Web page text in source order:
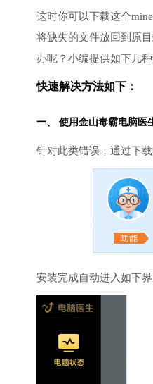
这时你可以下载这个
将缺失的文件放回到原
办呢？小编提供如下几
快速解决方法如下：
一、 使用金山毒霸电脑医
针对此类错误，通过下
安装完成自动进入如下